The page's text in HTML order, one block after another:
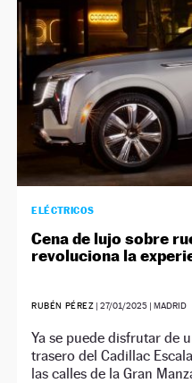
ELÉCTRICOS
Cena de lujo sobre
revoluciona la
RUBÉN PÉREZ |27/01/2025 | MADRID
Ya se puede disfrutar de
trasero del Cadillac
las calles de la Gran